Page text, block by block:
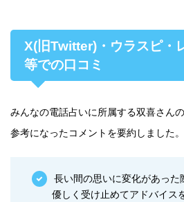
X(旧Twitter)・ウラスピ・
等での口コミ
みんなの電話占いに所属する双喜さん
参考になったコメントを要約しました。
長い間の思いに変化があった
優しく受け止めてアドバイス